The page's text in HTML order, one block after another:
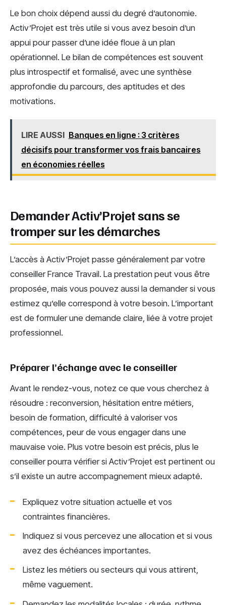
Le bon choix dépend aussi du degré d’autonomie.
Activ’Projet est très utile si vous avez besoin d’un
appui pour passer d’une idée floue à un plan
opérationnel. Le bilan de compétences est souvent
plus introspectif et formalisé, avec une synthèse
approfondie du parcours, des aptitudes et des
motivations.
LIRE AUSSI Banques en ligne : 3 critères
décisifs pour transformer vos frais bancaires
en économies réelles
Demander Activ’Projet sans se
tromper sur les démarches
L’accès à Activ’Projet passe généralement par votre
conseiller France Travail. La prestation peut vous être
proposée, mais vous pouvez aussi la demander si vous
estimez qu’elle correspond à votre besoin. L’important
est de formuler une demande claire, liée à votre projet
professionnel.
Préparer l’échange avec le conseiller
Avant le rendez-vous, notez ce que vous cherchez à
résoudre : reconversion, hésitation entre métiers,
besoin de formation, difficulté à valoriser vos
compétences, peur de vous engager dans une
mauvaise voie. Plus votre besoin est précis, plus le
conseiller pourra vérifier si Activ’Projet est pertinent ou
s’il existe un autre accompagnement mieux adapté.
Expliquez votre situation actuelle et vos
contraintes financières.
Indiquez si vous percevez une allocation et si vous
avez des échéances importantes.
Listez les métiers ou secteurs qui vous attirent,
même vaguement.